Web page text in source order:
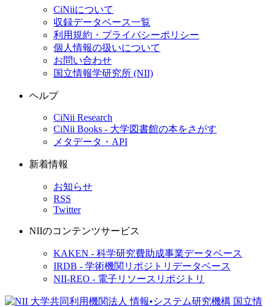
CiNiiについて
収録データベース一覧
利用規約・プライバシーポリシー
個人情報の扱いについて
お問い合わせ
国立情報学研究所 (NII)
ヘルプ
CiNii Research
CiNii Books - 大学図書館の本をさがす
メタデータ・API
新着情報
お知らせ
RSS
Twitter
NIIのコンテンツサービス
KAKEN - 科学研究費助成事業データベース
IRDB - 学術機関リポジトリデータベース
NII-REO - 電子リソースリポジトリ